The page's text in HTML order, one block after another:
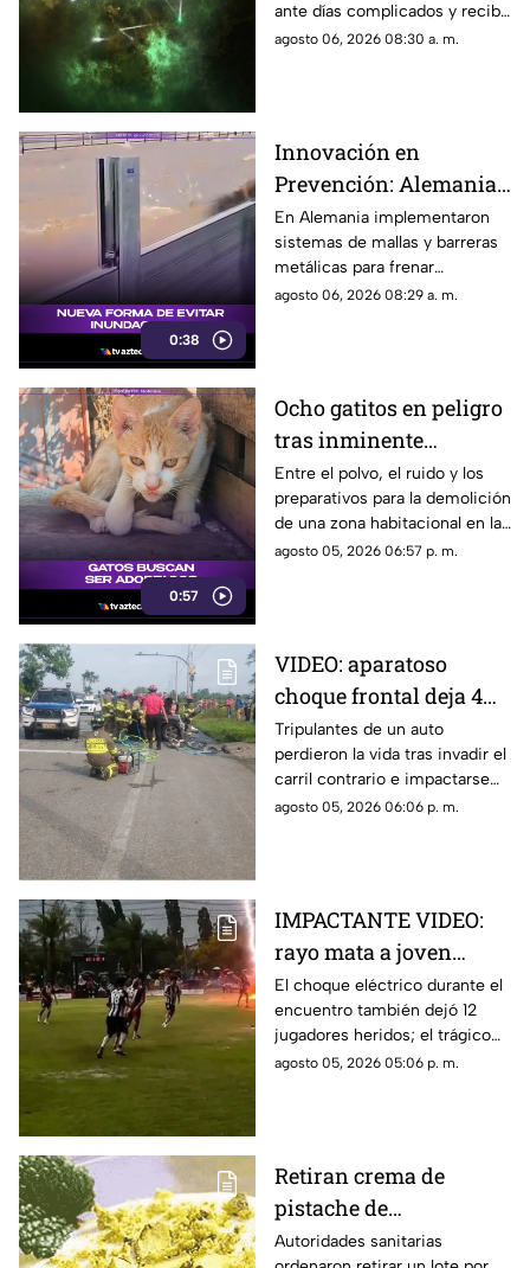
ante días complicados y recibir
una buena noticia que
agosto 06, 2026 08:30 a. m.
0:38
Innovación en
Prevención: Alemania
Implementa Barreras
Metálicas contra
Inundaciones
En Alemania implementaron
sistemas de mallas y barreras
metálicas para frenar
inundaciones, lodo y
agosto 06, 2026 08:29 a. m.
0:57
Ocho gatitos en peligro
tras inminente
demolición en la
colonia San Agustín de
Acapulco
Entre el polvo, el ruido y los
preparativos para la demolición
de una zona habitacional en la
colonia San Agustín, una
agosto 05, 2026 06:57 p. m.
VIDEO: aparatoso
choque frontal deja 4
muertos de una familia
Tripulantes de un auto
perdieron la vida tras invadir el
carril contrario e impactarse
contra un camión de ganado.
agosto 05, 2026 06:06 p. m.
IMPACTANTE VIDEO:
rayo mata a joven
futbolista en pleno
partido
El choque eléctrico durante el
encuentro también dejó 12
jugadores heridos; el trágico
momento quedó grabado.
agosto 05, 2026 05:06 p. m.
Retiran crema de
pistache de
supermercados por
Autoridades sanitarias